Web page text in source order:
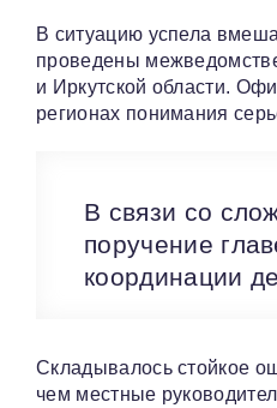
В ситуацию успела
проведены
и Иркутской области.
регионах понимания
В связи со
поручение
координации
Складывалось стойкое
чем местные